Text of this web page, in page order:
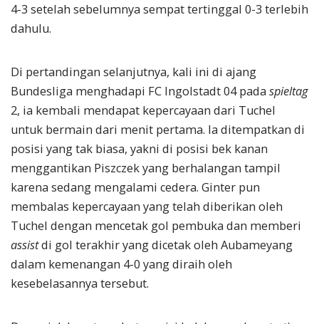
4-3 setelah sebelumnya sempat tertinggal 0-3 terlebih
dahulu.
Di pertandingan selanjutnya, kali ini di ajang
Bundesliga menghadapi FC Ingolstadt 04 pada spieltag
2, ia kembali mendapat kepercayaan dari Tuchel
untuk bermain dari menit pertama. Ia ditempatkan di
posisi yang tak biasa, yakni di posisi bek kanan
menggantikan Piszczek yang berhalangan tampil
karena sedang mengalami cedera. Ginter pun
membalas kepercayaan yang telah diberikan oleh
Tuchel dengan mencetak gol pembuka dan memberi
assistdi gol terakhir yang dicetak oleh Aubameyang
dalam kemenangan 4-0 yang diraih oleh
kesebelasannya tersebut.